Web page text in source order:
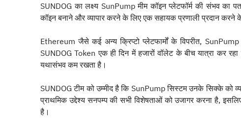
SUNDOG का लक्ष्य SunPump मीम कॉइन प्लेटफॉर्म की संभव का
कॉइन बनाने और व्यापार करने के लिए एक सहायक प्रणाली प्रदान करने
Ethereum जैसे कई अन्य क्रिप्टो प्लेटफार्मों के विपरीत,
SUNDOG Token एक ही दिन में हजारों वॉलेट के बीच यात्रा कर
यथासंभव कम रखता है।
SUNDOG टीम को उम्मीद है कि SunPump सिस्टम उनके सिक्के को
प्राथमिक उद्देश्य सनपम्प की सभी विशेषताओं को उजागर करना है,
है।